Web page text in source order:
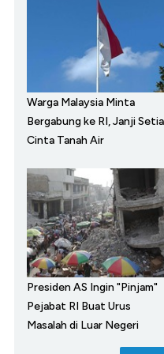
Warga Malaysia Minta
Bergabung ke RI, Janji Setia
Cinta Tanah Air
Presiden AS Ingin "Pinjam"
Pejabat RI Buat Urus
Masalah di Luar Negeri